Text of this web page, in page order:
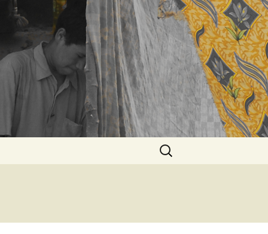
Rechercher :